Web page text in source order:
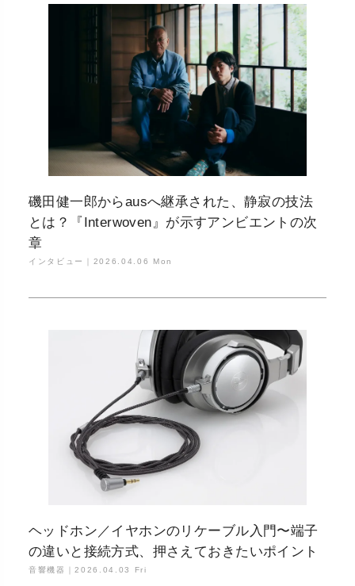
磯田健一郎からausへ継承された、静寂の技法
とは？『Interwoven』が示すアンビエントの次
章
インタビュー｜ 2026.04.06 Mon
ヘッドホン／イヤホンのリケーブル入門〜端子
の違いと接続方式、押さえておきたいポイント
音響機器｜2026.04.03 Fri